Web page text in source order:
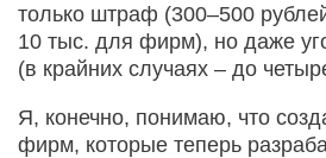
только штраф (300–500
10 тыс. для фирм), но даже
(в крайних случаях – до
Я, конечно, понимаю, что
фирм, которые теперь